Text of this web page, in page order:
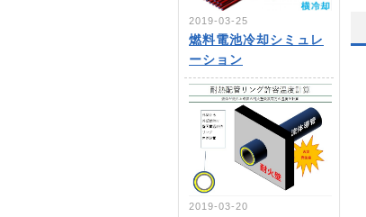
2019-03-25
燃料電池冷却シミュレ
ーション
2019-03-20